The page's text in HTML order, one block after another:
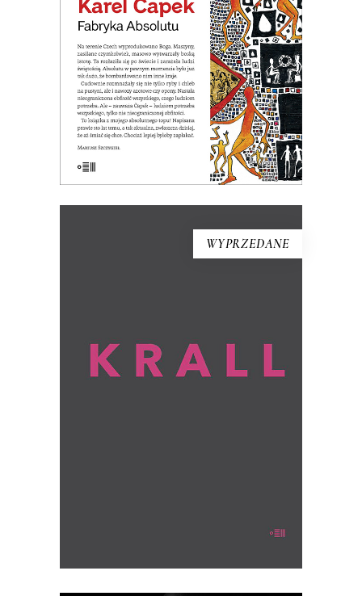
E-BOOK DO KOSZYKA
Ale okazało się, że ludziom potrzeba
wszystkiego, tylko nie nieograniczonej
obfitości.
39.00zł 19.50zł
WYPRZEDANE
To książka, jakiej nie było. Hanna Krall,
wybitna reporterka, ta, która opisywała